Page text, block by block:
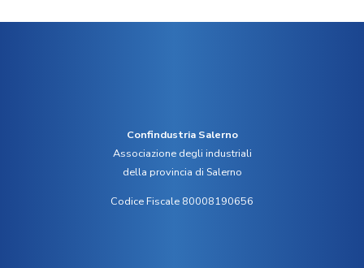
Confindustria Salerno
Associazione degli industriali
della provincia di Salerno
Codice Fiscale 80008190656